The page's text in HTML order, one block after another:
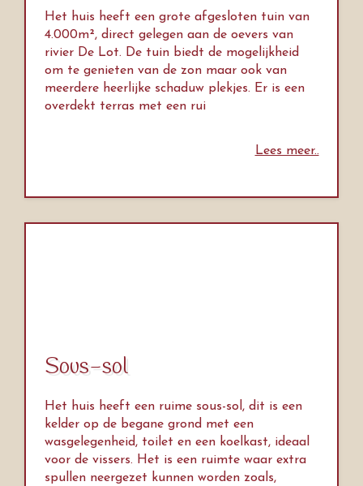
Het huis heeft een grote afgesloten tuin van
4.000m², direct gelegen aan de oevers van
rivier De Lot. De tuin biedt de mogelijkheid
om te genieten van de zon maar ook van
meerdere heerlijke schaduw plekjes. Er is een
overdekt terras met een rui
Lees meer..
Sous-sol
Het huis heeft een ruime sous-sol, dit is een
kelder op de begane grond met een
wasgelegenheid, toilet en een koelkast, ideaal
voor de vissers. Het is een ruimte waar extra
spullen neergezet kunnen worden zoals,